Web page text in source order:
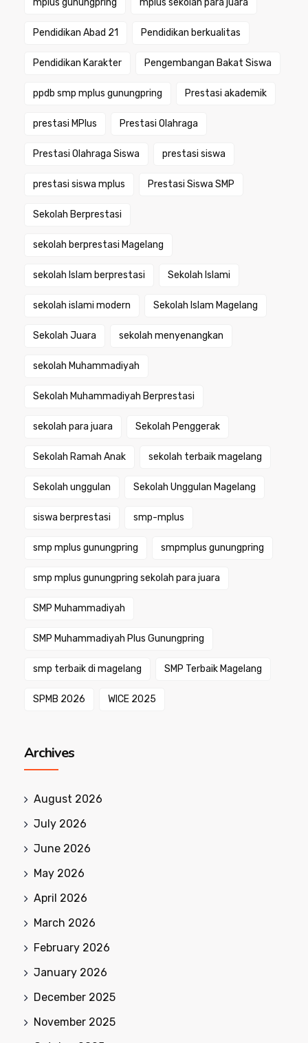
Pendidikan Abad 21 Pendidikan berkualitas
Pendidikan Karakter Pengembangan Bakat Siswa
ppdb smp mplus gunungpring Prestasi akademik
prestasi MPlus Prestasi Olahraga
Prestasi Olahraga Siswa prestasi siswa
prestasi siswa mplus Prestasi Siswa SMP
Sekolah Berprestasi
sekolah berprestasi Magelang
sekolah Islam berprestasi Sekolah Islami
sekolah islami modern Sekolah Islam Magelang
Sekolah Juara sekolah menyenangkan
sekolah Muhammadiyah
Sekolah Muhammadiyah Berprestasi
sekolah para juara Sekolah Penggerak
Sekolah Ramah Anak sekolah terbaik magelang
Sekolah unggulan Sekolah Unggulan Magelang
siswa berprestasi smp-mplus
smp mplus gunungpring smpmplus gunungpring
smp mplus gunungpring sekolah para juara
SMP Muhammadiyah
SMP Muhammadiyah Plus Gunungpring
smp terbaik di magelang SMP Terbaik Magelang
SPMB 2026 WICE 2025
Archives
August 2026
July 2026
June 2026
May 2026
April 2026
March 2026
February 2026
January 2026
December 2025
November 2025